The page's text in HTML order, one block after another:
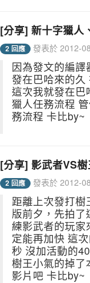
[分享] 新十字獵人
2 回應 發表於 2012-
因為發文的編
發在巴哈來的久
這次我就發在巴
獵人任務流程
務流程 卡比by~
[分享] 影武者VS
2 回應 發表於 2012-
距離上次發打樹
版前夕，先拍
練影武者的玩家
定能再加快 這
秒 沒加活動的
樹王小氣的掉了
影片吧 卡比by~